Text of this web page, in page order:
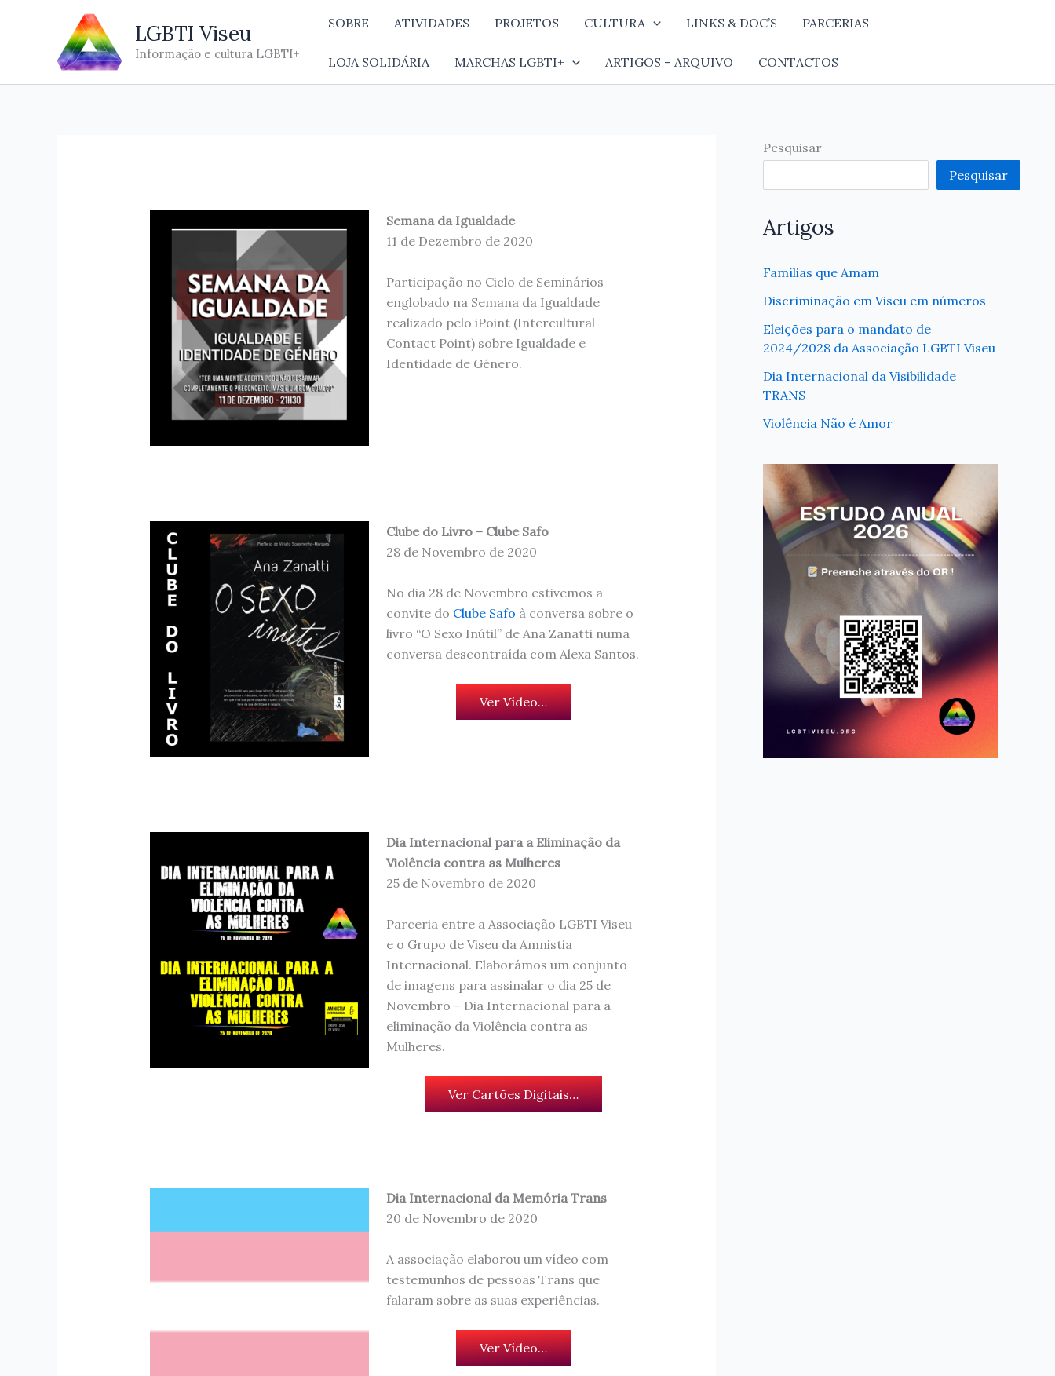
LGBTI Viseu
Informação e cultura LGBTI+
SOBRE ATIVIDADES PROJETOS CULTURA LINKS & DOC’S PARCERIAS
LOJA SOLIDÁRIA MARCHAS LGBTI+ ARTIGOS – ARQUIVO CONTACTOS
Semana da Igualdade
11 de Dezembro de 2020
Participação no Ciclo de Seminários
englobado na Semana da Igualdade
realizado pelo iPoint (Intercultural
Contact Point) sobre Igualdade e
Identidade de Género.
Clube do Livro – Clube Safo
28 de Novembro de 2020
No dia 28 de Novembro estivemos a
convite do Clube Safo à conversa sobre o
livro “O Sexo Inútil” de Ana Zanatti numa
conversa descontraída com Alexa Santos.
Ver Vídeo…
Dia Internacional para a Eliminação da
Violência contra as Mulheres
25 de Novembro de 2020
Parceria entre a Associação LGBTI Viseu
e o Grupo de Viseu da Amnistia
Internacional. Elaborámos um conjunto
de imagens para assinalar o dia 25 de
Novembro – Dia Internacional para a
eliminação da Violência contra as
Mulheres.
Ver Cartões Digitais…
Dia Internacional da Memória Trans
20 de Novembro de 2020
A associação elaborou um vídeo com
testemunhos de pessoas Trans que
falaram sobre as suas experiências.
Ver Vídeo…
Pesquisar
Pesquisar
Artigos
Famílias que Amam
Discriminação em Viseu em números
Eleições para o mandato de
2024/2028 da Associação LGBTI Viseu
Dia Internacional da Visibilidade
TRANS
Violência Não é Amor